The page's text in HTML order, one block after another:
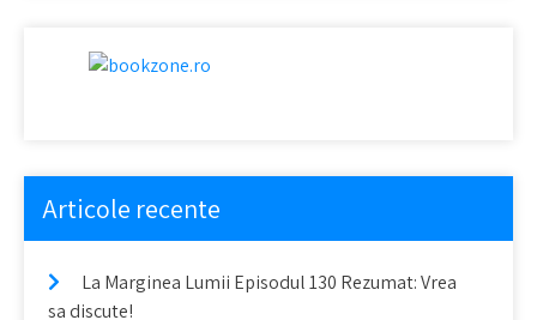
Articole recente
La Marginea Lumii Episodul 130 Rezumat: Vrea
sa discute!